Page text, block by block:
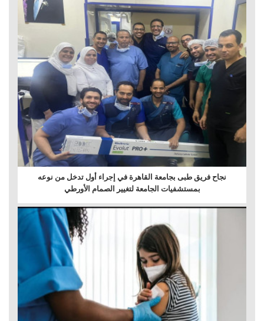
نجاح فريق طبى بجامعة القاهرة في إجراء أول تدخل من نوعه
بمستشفيات الجامعة لتغيير الصمام الأورطي